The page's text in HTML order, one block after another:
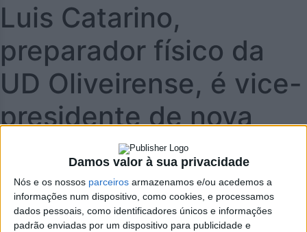
Damos valor à sua privacidade
Nós e os nossos parceiros armazenamos e/ou acedemos a
informações num dispositivo, como cookies, e processamos
dados pessoais, como identificadores únicos e informações
padrão enviadas por um dispositivo para publicidade e
Luis Catarino,
preparador físico da
UD Oliveirense, é vice-
presidente de nova
Associação